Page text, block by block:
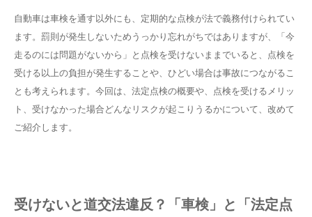
自動車は車検を通す以外にも、定期的な点検が法で義務付けられてい
ます。罰則が発生しないためうっかり忘れがちではありますが、「今
走るのには問題がないから」と点検を受けないままでいると、点検を
受ける以上の負担が発生することや、ひどい場合は事故につながるこ
とも考えられます。今回は、法定点検の概要や、点検を受けるメリッ
ト、受けなかった場合どんなリスクが起こりうるかについて、改めて
ご紹介します。
受けないと道交法違反？「車検」と「法定点